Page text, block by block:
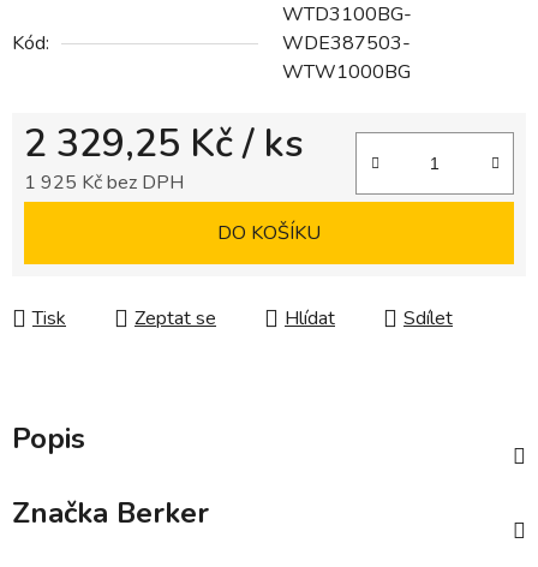
Kód:
WTD3100BG-
WDE387503-
WTW1000BG
2 329,25 Kč/ ks
1 925 Kč bez DPH
DO KOŠÍKU
Tisk Zeptat se Hlídat Sdílet
Popis
Značka Berker